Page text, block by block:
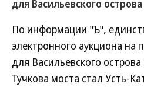
для Васильевского острова
По информации "Ъ",
электронного аукциона на
для Васильевского
Тучкова моста стал Усть-